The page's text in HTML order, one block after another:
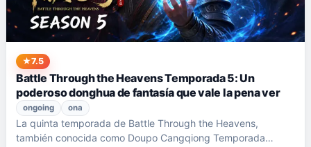
7.5
Battle Through the Heavens Temporada 5: Un
poderoso donghua de fantasía que vale la pena ver
ongoing ona
La quinta temporada de Battle Through the Heavens,
también conocida como Doupo Cangqiong Temporada…